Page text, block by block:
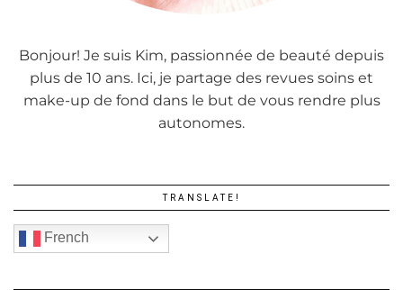
Bonjour! Je suis Kim, passionnée de beauté depuis
plus de 10 ans. Ici, je partage des revues soins et
make-up de fond dans le but de vous rendre plus
autonomes.
TRANSLATE!
French